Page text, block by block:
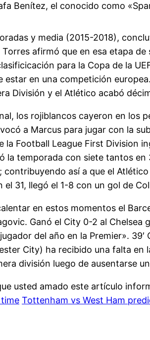
Benítez, el conocido como
y media (2015-2018),
afirmó que en esa etapa
para la Copa de la
estar en una competición
División y el Atlético acabó
los rojiblancos cayeron en los
a Marcus para jugar con la
la Football League First Division
la temporada con siete tantos
contribuyendo así a que el
el 31, llegó el 1-8 con un gol de
en estos momentos el
Ganó el City 0-2 al Chelsea
del año en la Premier».
City) ha recibido una falta en
división luego de ausentarse
usted amado este artículo
Tottenham vs West Ham